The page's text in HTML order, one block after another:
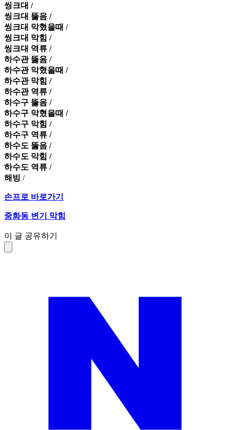
씽크대 /
씽크대 뚫음 /
씽크대 막혔을때 /
씽크대 막힘 /
씽크대 역류 /
하수관 뚫음 /
하수관 막혔을때 /
하수관 막힘 /
하수관 역류 /
하수구 뚫음 /
하수구 막혔을때 /
하수구 막힘 /
하수구 역류 /
하수도 뚫음 /
하수도 막힘 /
하수도 역류 /
해빙 /
손프로 바로가기
중화동 변기 막힘
이 글 공유하기